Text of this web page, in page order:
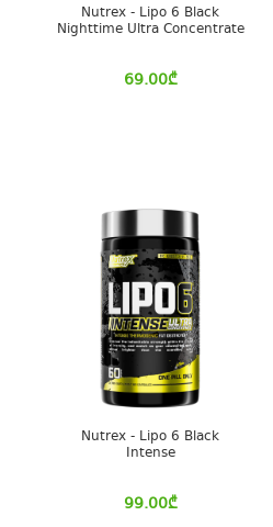
Nutrex - Lipo 6 Black
Nighttime Ultra Concentrate
69.00₾
Nutrex - Lipo 6 Black
Intense
99.00₾